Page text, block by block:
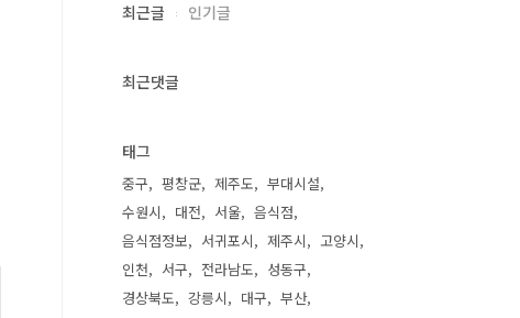
최근글 인기글
최근댓글
태그
중구 평창군 제주도
부대시설
수원시
대전 서울
음식점
음식점정보
서귀포시 제주시
고양시
인천
서구 전라남도
성동구
경상북도
강릉시 대구
부산